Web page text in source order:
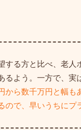
する方と比べ、老
るよう。一方で、実
から数千万円と幅
ので、早いうちにプ